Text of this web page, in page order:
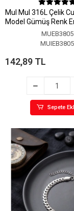
MuI MuI 316L Çelik
Model Gümüş Renk
MUEB3805
MUIEB3805
142,89 TL
Sepete